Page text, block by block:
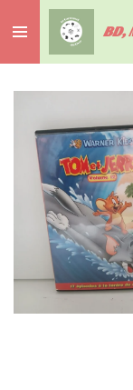
au
contenu
BD,